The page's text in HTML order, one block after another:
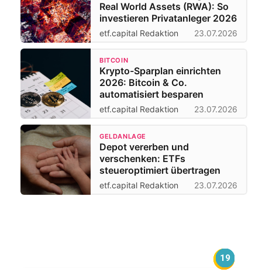
Real World Assets (RWA): So
investieren Privatanleger 2026
etf.capital Redaktion 23.07.2026
BITCOIN
Krypto-Sparplan einrichten
2026: Bitcoin & Co.
automatisiert besparen
etf.capital Redaktion 23.07.2026
GELDANLAGE
Depot vererben und
verschenken: ETFs
steueroptimiert übertragen
etf.capital Redaktion 23.07.2026